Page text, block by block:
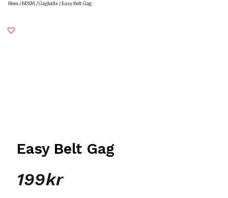
Hem/BDSM/Gagballs/ Easy Belt Gag
Easy Belt Gag
199kr